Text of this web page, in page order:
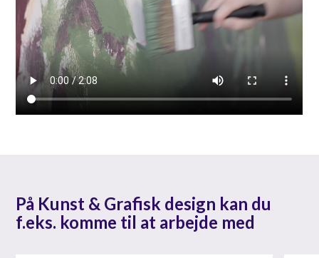
På Kunst & Grafisk design kan du
f.eks. komme til at arbejde med